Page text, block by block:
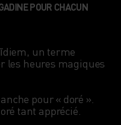
POUR CHACUN
un terme
les heures magiques
pour « doré ».
tant apprécié.